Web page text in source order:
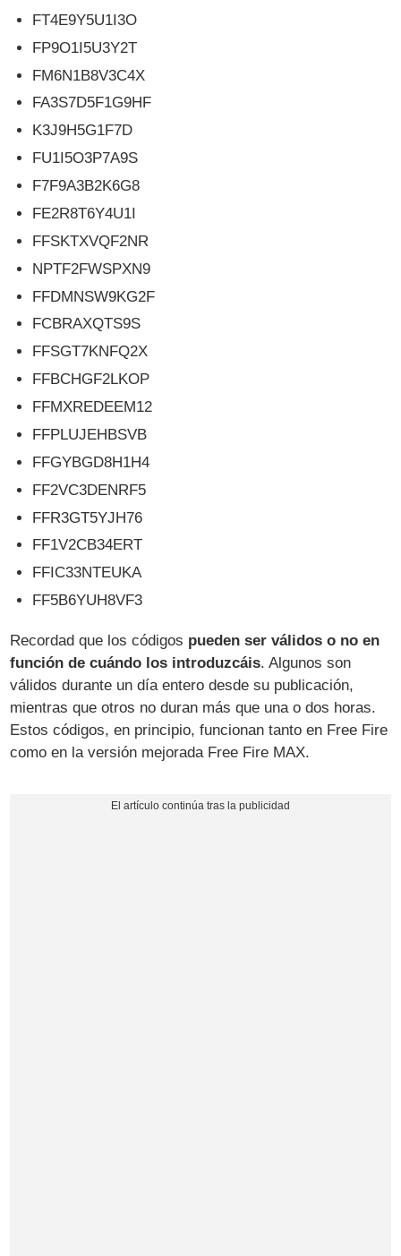
FT4E9Y5U1I3O
FP9O1I5U3Y2T
FM6N1B8V3C4X
FA3S7D5F1G9HF
K3J9H5G1F7D
FU1I5O3P7A9S
F7F9A3B2K6G8
FE2R8T6Y4U1I
FFSKTXVQF2NR
NPTF2FWSPXN9
FFDMNSW9KG2F
FCBRAXQTS9S
FFSGT7KNFQ2X
FFBCHGF2LKOP
FFMXREDEEM12
FFPLUJEHBSVB
FFGYBGD8H1H4
FF2VC3DENRF5
FFR3GT5YJH76
FF1V2CB34ERT
FFIC33NTEUKA
FF5B6YUH8VF3
Recordad que los códigos pueden ser válidos o no en
función de cuándo los introduzcáis. Algunos son
válidos durante un día entero desde su publicación,
mientras que otros no duran más que una o dos horas.
Estos códigos, en principio, funcionan tanto en Free Fire
como en la versión mejorada Free Fire MAX.